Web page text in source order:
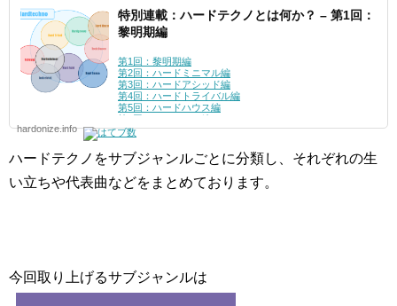
特別連載：ハードテクノとは何か？ – 第1回：
黎明期編
第1回：黎明期編
第2回：ハードミニマル編
第3回：ハードアシッド編
第4回：ハードトライバル編
第5回：ハードハウス編
第6回：シュランツ編
第7回：ハードグルーヴ編
第9回：テックダンス編
番外
第1回：メロディアス・ハードテクノ編
第2回：ハードダンス編
hardonize.info
ハードテクノをサブジャンルごとに分類し、それぞれの生
い立ちや代表曲などをまとめております。
今回取り上げるサブジャンルは